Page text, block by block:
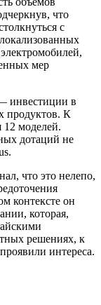
что
с
мер
инвестиции в
продуктов. К
12 моделей.
дотаций не
что это нелепо,
контексте он
которая,
решениях, к
интереса.